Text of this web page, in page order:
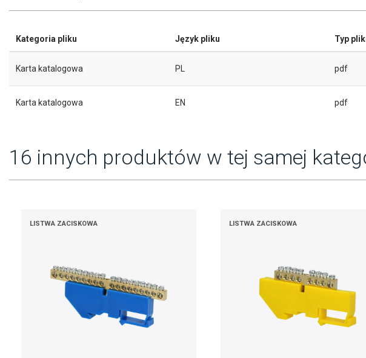
Kategoria pliku Język pliku Typ
Karta katalogowa PL pdf
Karta katalogowa EN pdf
16 innych produktów w tej samej
LISTWA ZACISKOWA LISTWA ZACISKOWA